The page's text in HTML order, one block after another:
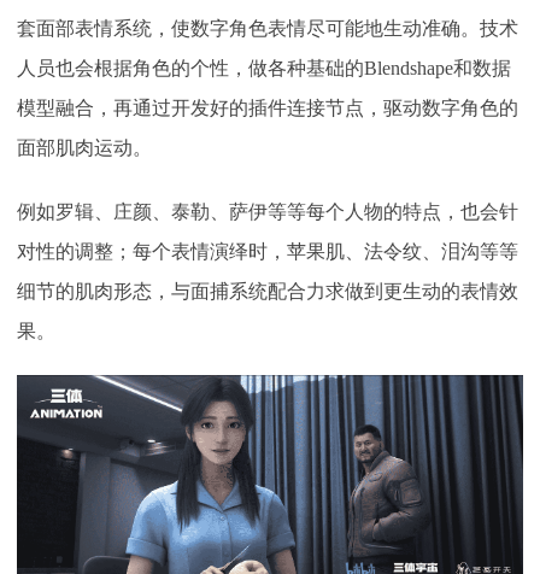
套面部表情系统，使数字角色表情尽可能地生动准确。技术
人员也会根据角色的个性，做各种基础的Blendshape和数据
模型融合，再通过开发好的插件连接节点，驱动数字角色的
面部肌肉运动。
例如罗辑、庄颜、泰勒、萨伊等等每个人物的特点，也会针
对性的调整；每个表情演绎时，苹果肌、法令纹、泪沟等等
细节的肌肉形态，与面捕系统配合力求做到更生动的表情效
果。